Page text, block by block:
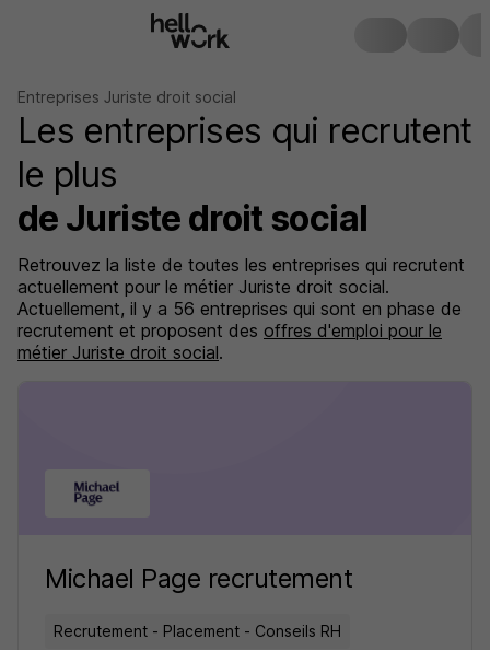
Entreprises Juriste droit social
Les entreprises qui recrutent
le plus
de Juriste droit social
Retrouvez la liste de toutes les entreprises qui recrutent
actuellement pour le métier Juriste droit social.
Actuellement, il y a 56 entreprises qui sont en phase de
recrutement et proposent des offres d'emploi pour le
métier Juriste droit social.
Michael Page recrutement
Recrutement - Placement - Conseils RH